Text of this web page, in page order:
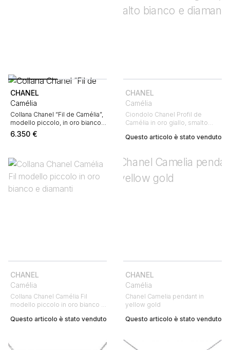
CHANEL
Camélia
Collana Chanel “Fil de Camélia”,
modello piccolo, in oro bianco e
diamanti
6.350 €
CHANEL
Camélia
Ciondolo Chanel Profil de
Camélia in oro giallo, smalto
Questo articolo è stato venduto
CHANEL
Camélia
Collana Chanel Camélia Fil
modello piccolo in oro bianco e
Questo articolo è stato venduto
CHANEL
Camélia
Chanel Camelia pendant in
yellow gold
Questo articolo è stato venduto